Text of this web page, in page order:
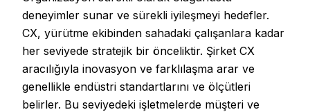
deneyimler sunar ve sürekli iyileşmeyi hedefler.
CX, yürütme ekibinden sahadaki çalışanlara kadar
her seviyede stratejik bir önceliktir. Şirket CX
aracılığıyla inovasyon ve farklılaşma arar ve
genellikle endüstri standartlarını ve ölçütleri
belirler. Bu seviyedeki işletmelerde müşteri ve